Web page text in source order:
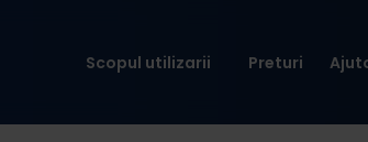
Scopul utilizarii Preturi